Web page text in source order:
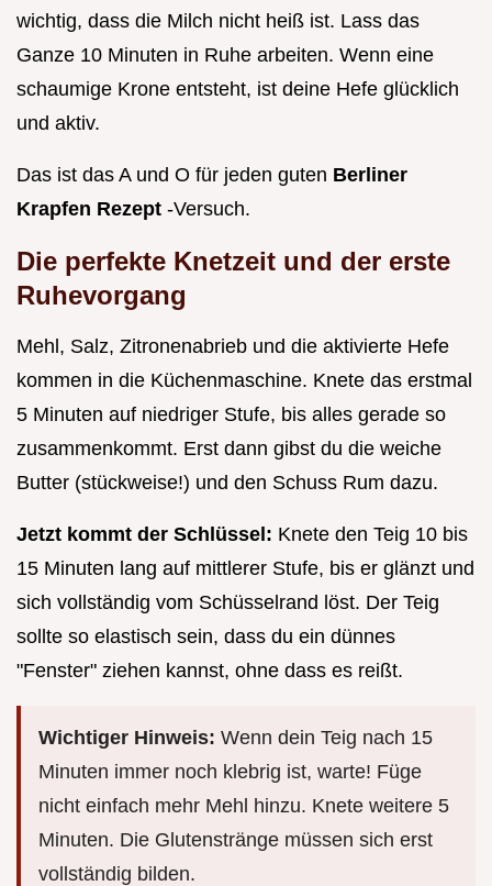
wichtig, dass die Milch nicht heiß ist. Lass das
Ganze 10 Minuten in Ruhe arbeiten. Wenn eine
schaumige Krone entsteht, ist deine Hefe glücklich
und aktiv.
Das ist das A und O für jeden guten Berliner
Krapfen Rezept -Versuch.
Die perfekte Knetzeit und der erste
Ruhevorgang
Mehl, Salz, Zitronenabrieb und die aktivierte Hefe
kommen in die Küchenmaschine. Knete das erstmal
5 Minuten auf niedriger Stufe, bis alles gerade so
zusammenkommt. Erst dann gibst du die weiche
Butter (stückweise!) und den Schuss Rum dazu.
Jetzt kommt der Schlüssel: Knete den Teig 10 bis
15 Minuten lang auf mittlerer Stufe, bis er glänzt und
sich vollständig vom Schüsselrand löst. Der Teig
sollte so elastisch sein, dass du ein dünnes
"Fenster" ziehen kannst, ohne dass es reißt.
Wichtiger Hinweis: Wenn dein Teig nach 15
Minuten immer noch klebrig ist, warte! Füge
nicht einfach mehr Mehl hinzu. Knete weitere 5
Minuten. Die Glutenstränge müssen sich erst
vollständig bilden.